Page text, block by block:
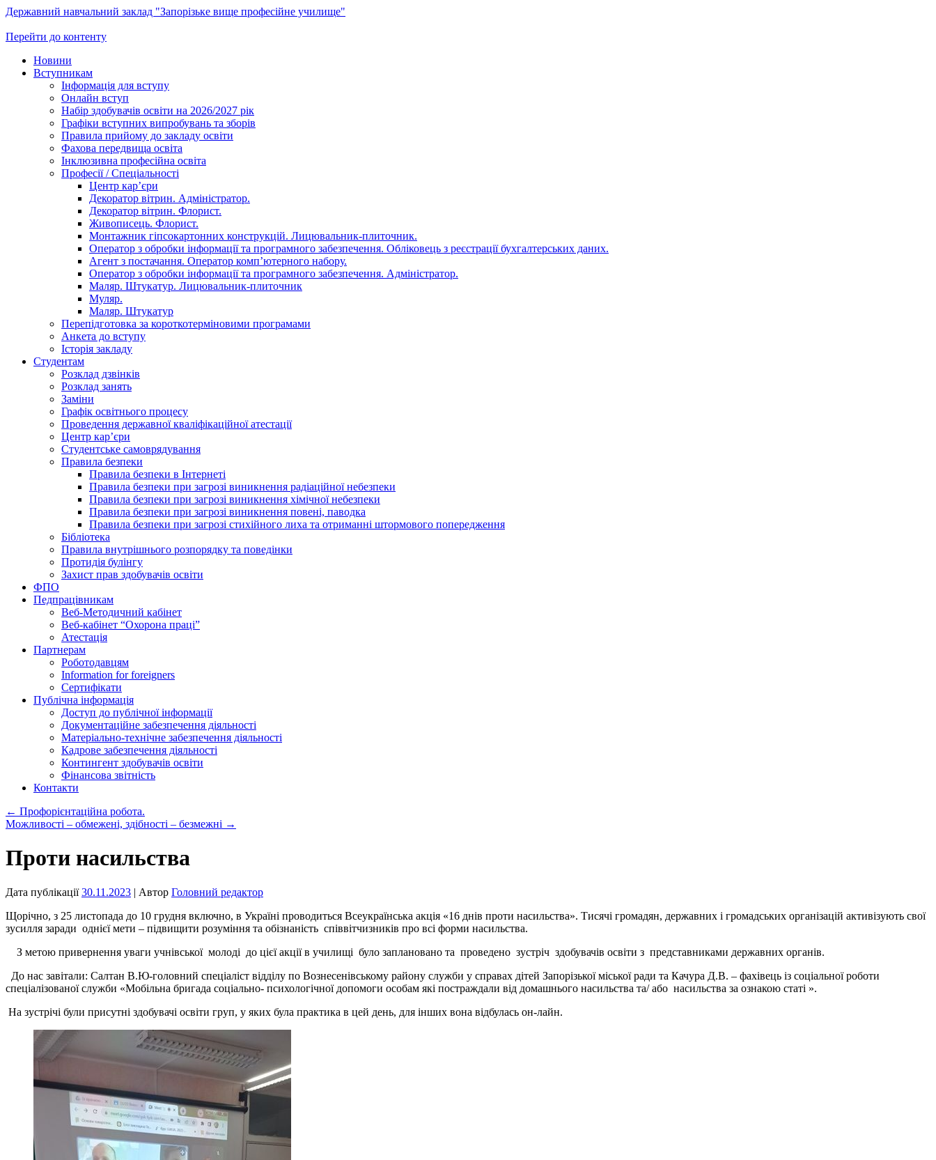
Державний навчальний заклад "Запорізьке вище професійне училище"
Перейти до контенту
Новини
Вступникам
Інформація для вступу
Онлайн вступ
Набір здобувачів освіти на 2026/2027 рік
Графіки вступних випробувань та зборів
Правила прийому до закладу освіти
Фахова передвища освіта
Інклюзивна професійна освіта
Професії / Спеціальності
Центр кар’єри
Декоратор вітрин. Адміністратор.
Декоратор вітрин. Флорист.
Живописець. Флорист.
Монтажник гіпсокартонних конструкцій. Лицювальник-плиточник.
Оператор з обробки інформації та програмного забезпечення. Обліковець з реєстрації бухгалтерських даних.
Агент з постачання. Оператор комп’ютерного набору.
Оператор з обробки інформації та програмного забезпечення. Адміністратор.
Маляр. Штукатур. Лицювальник-плиточник
Муляр.
Маляр. Штукатур
Перепідготовка за короткотерміновими програмами
Анкета до вступу
Історія закладу
Студентам
Розклад дзвінків
Розклад занять
Заміни
Графік освітнього процесу
Проведення державної кваліфікаційної атестації
Центр кар’єри
Студентське самоврядування
Правила безпеки
Правила безпеки в Інтернеті
Правила безпеки при загрозі виникнення радіаційної небезпеки
Правила безпеки при загрозі виникнення хімічної небезпеки
Правила безпеки при загрозі виникнення повені, паводка
Правила безпеки при загрозі стихійного лиха та отриманні штормового попередження
Бібліотека
Правила внутрішнього розпорядку та поведінки
Протидія булінгу
Захист прав здобувачів освіти
ФПО
Педпрацівникам
Веб-Методичний кабінет
Веб-кабінет “Охорона праці”
Атестація
Партнерам
Роботодавцям
Information for foreigners
Сертифікати
Публічна інформація
Доступ до публічної інформації
Документаційне забезпечення діяльності
Матеріально-технічне забезпечення діяльності
Кадрове забезпечення діяльності
Контингент здобувачів освіти
Фінансова звітність
Контакти
← Профорієнтаційна робота.
Можливості – обмежені, здібності – безмежні →
Проти насильства
Дата публікації 30.11.2023 | Автор Головний редактор
Щорічно, з 25 листопада до 10 грудня включно, в Україні проводиться Всеукраїнська акція «16 днів проти насильства». Тисячі громадян, державних і громадських організацій активізують свої
зусилля заради однієї мети – підвищити розуміння та обізнаність співвітчизників про всі форми насильства.
З метою привернення уваги учнівської молоді до цієї акції в училищі було заплановано та проведено зустріч здобувачів освіти з представниками державних органів.
До нас завітали: Салтан В.Ю-головний спеціаліст відділу по Вознесенівському району служби у справах дітей Запорізької міської ради та Качура Д.В. – фахівець із соціальної роботи
спеціалізованої служби «Мобільна бригада соціально- психологічної допомоги особам які постраждали від домашнього насильства та/ або насильства за ознакою статі ».
На зустрічі були присутні здобувачі освіти груп, у яких була практика в цей день, для інших вона відбулась он-лайн.